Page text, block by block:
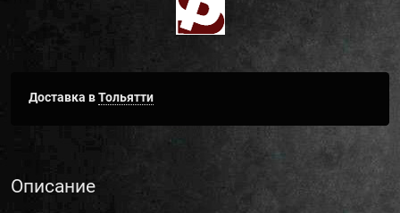
Доставка вТольятти
Описание